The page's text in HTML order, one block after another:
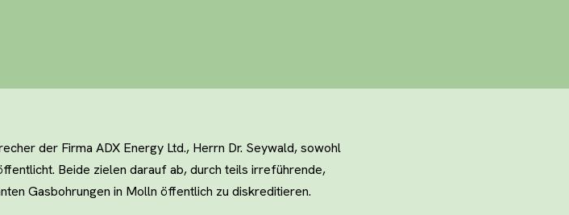
der Firma ADX Energy Ltd., Herrn Dr. Seywald, sowohl
Beide zielen darauf ab, durch teils irreführende,
Gasbohrungen in Molln öffentlich zu diskreditieren.